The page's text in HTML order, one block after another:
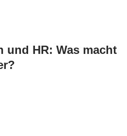
und HR: Was macht